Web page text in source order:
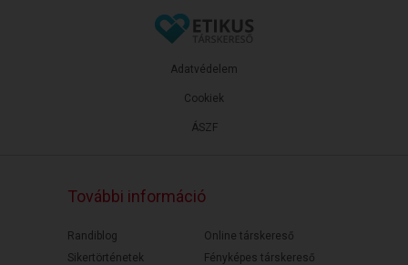
ÁSZF
Adatvédelem
Cookiek
További információ
Randiblog
Sikertörténetek
Online társkereső
Fényképes társkereső